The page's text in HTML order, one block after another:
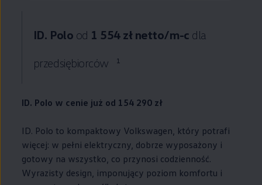
ID. Polo od 1 554 zł netto/m-c dla
przedsiębiorców
1
ID. Polo w cenie już od 154 290 zł
ID. Polo to kompaktowy Volkswagen, który potrafi
więcej: w pełni elektryczny, dobrze wyposażony i
gotowy na wszystko, co przynosi codzienność.
Wyrazisty design, imponujący poziom komfortu i